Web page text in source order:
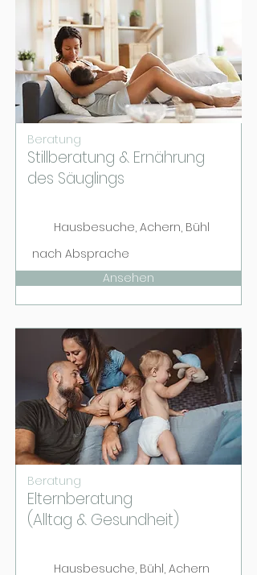
Beratung
Stillberatung & Ernährung
des Säuglings
Hausbesuche, Achern, Bühl
nach Absprache
Ansehen
Beratung
Elternberatung
(Alltag & Gesundheit)
Hausbesuche, Bühl, Achern